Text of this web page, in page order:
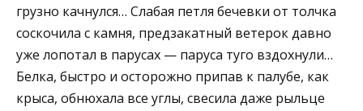
грузно качнулся… Слабая петля бечевки от толчка
соскочила с камня, предзакатный ветерок давно
уже лопотал в парусах — паруса туго вздохнули…
Белка, быстро и осторожно припав к палубе, как
крыса, обнюхала все углы, свесила даже рыльце